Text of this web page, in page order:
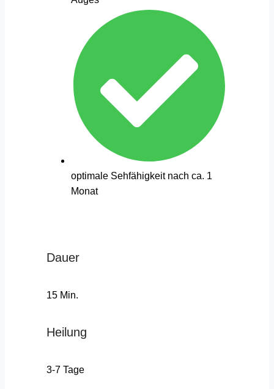
optimale Sehfähigkeit nach ca. 1
Monat
Dauer
15 Min.
Heilung
3-7 Tage